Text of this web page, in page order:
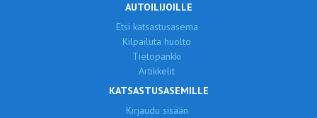
AUTOILIJOILLE
Etsi katsastusasema
Kilpailuta huolto
Tietopankki
Artikkelit
KATSASTUSASEMILLE
Kirjaudu sisään